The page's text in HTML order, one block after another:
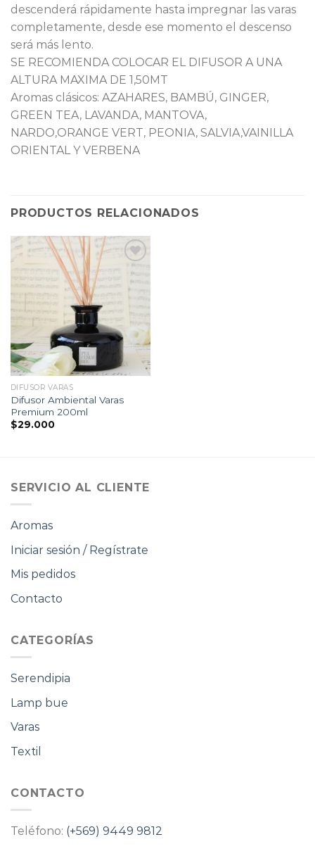
descenderá rápidamente hasta impregnar las varas
completamente, desde ese momento el descenso
será más lento.
SE RECOMIENDA COLOCAR EL DIFUSOR A UNA
ALTURA MAXIMA DE 1,50MT
Aromas clásicos: AZAHARES, BAMBÚ, GINGER,
GREEN TEA, LAVANDA, MANTOVA,
NARDO,ORANGE VERT, PEONIA, SALVIA,VAINILLA
ORIENTAL Y VERBENA
PRODUCTOS RELACIONADOS
Lista
seguimiento
DIFUSOR VARAS
Difusor Ambiental Varas
Premium 200ml
$29.000
SERVICIO AL CLIENTE
Aromas
Iniciar sesión / Regístrate
Mis pedidos
Contacto
CATEGORÍAS
Serendipia
Lamp bue
Varas
Textil
CONTACTO
Teléfono: (+569) 9449 9812